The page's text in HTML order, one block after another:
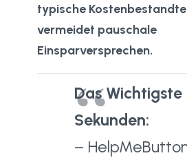
typische
vermeidet pauschale
Einsparversprechen.
Das Wichtigste
Sekunden:
–